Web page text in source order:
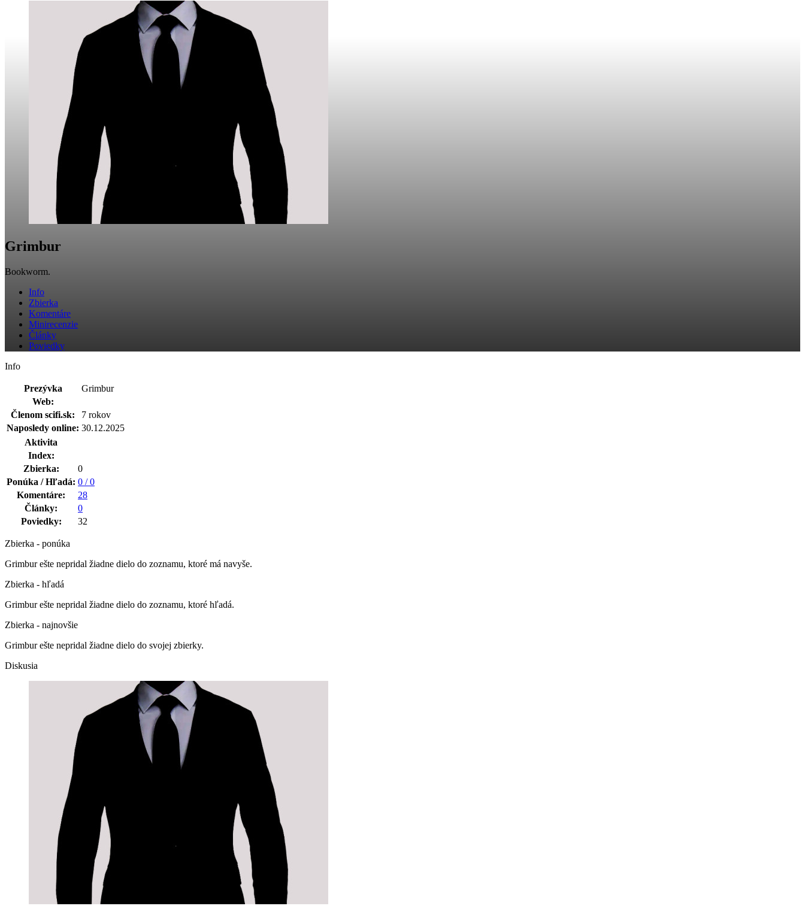
Grimbur
Bookworm.
Info
Zbierka
Komentáre
Minirecenzie
Články
Poviedky
Info
Prezývka
Grimbur
Web:
Členom scifi.sk:
7 rokov
Naposledy online: 30.12.2025
Aktivita
Index:
Zbierka:
0
Ponúka / Hľadá: 0 / 0
Komentáre:
28
Články:
0
Poviedky:
32
Zbierka - ponúka
Grimbur ešte nepridal žiadne dielo do zoznamu, ktoré má navyše.
Zbierka - hľadá
Grimbur ešte nepridal žiadne dielo do zoznamu, ktoré hľadá.
Zbierka - najnovšie
Grimbur ešte nepridal žiadne dielo do svojej zbierky.
Diskusia